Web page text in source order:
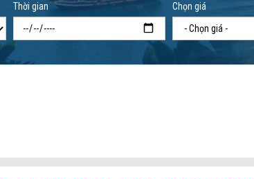
Thời gian
Chọn giá